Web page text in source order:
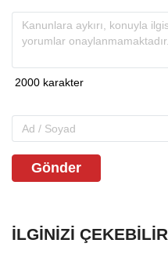
Gönder
İLGINIZI ÇEKEBILIR